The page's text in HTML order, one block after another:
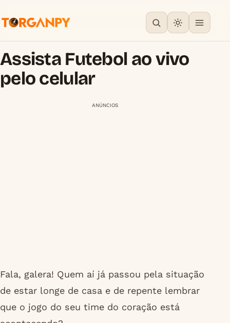
Assista Futebol ao vivo
pelo celular
ANÚNCIOS
Fala, galera! Quem aí já passou pela situação
de estar longe de casa e de repente lembrar
que o jogo do seu time do coração está